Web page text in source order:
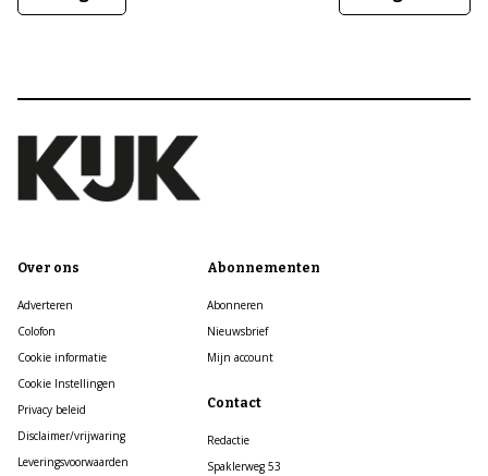
Over ons
Adverteren
Colofon
Cookie informatie
Cookie Instellingen
Privacy beleid
Disclaimer/vrijwaring
Leveringsvoorwaarden
Abonnementen
Abonneren
Nieuwsbrief
Mijn account
Contact
Redactie
Spaklerweg 53